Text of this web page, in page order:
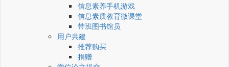
信息素养手机游戏
信息素质教育微课堂
带班图书馆员
用户共建
推荐购买
捐赠